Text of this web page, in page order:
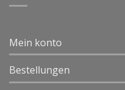
Mein konto
Bestellungen